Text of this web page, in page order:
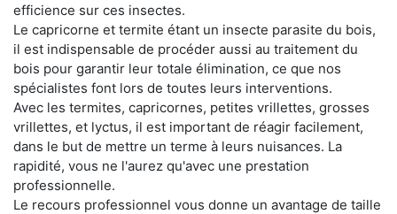
efficience sur ces insectes.
Le capricorne et termite étant un insecte parasite du bois,
il est indispensable de procéder aussi au traitement du
bois pour garantir leur totale élimination, ce que nos
spécialistes font lors de toutes leurs interventions.
Avec les termites, capricornes, petites vrillettes, grosses
vrillettes, et lyctus, il est important de réagir facilement,
dans le but de mettre un terme à leurs nuisances. La
rapidité, vous ne l'aurez qu'avec une prestation
professionnelle.
Le recours professionnel vous donne un avantage de taille